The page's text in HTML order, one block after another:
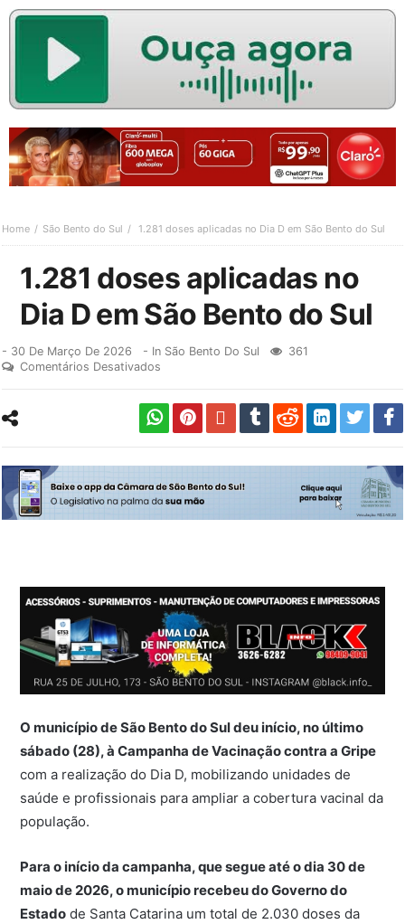
Home São Bento do Sul 1.281 doses aplicadas no Dia D em São Bento do Sul
1.281 doses aplicadas no
Dia D em São Bento do Sul
- 30 De Março De 2026 - In São Bento Do Sul
361
Comentários Desativados
O município deSão Bento do Suldeu início, no último
sábado (28), à Campanha de Vacinação contra a Gripe
com a realização do Dia D, mobilizando unidades de
saúde e profissionais para ampliar a cobertura vacinal da
população.
Para o início da campanha, que segue até o dia 30 de
maio de 2026, o município recebeu do Governo do
Estado de Santa Catarina um total de 2.030 doses da